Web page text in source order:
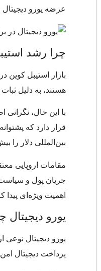
عرضه یورو دیجیتال
چرا رشد
بازار استیبل کوین
هستند، به دلیل
با این حال، نگرانی
بین‌المللی دلار را
مقامات اروپایی
جریان پول و
اهمیت ویژه‌ای
یورو
پرداخت دیجیتال